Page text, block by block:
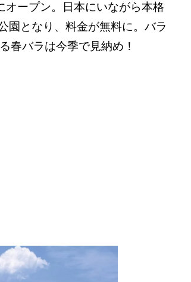
ープン。日本にいながら本格
園となり、料金が無料に。バラ
春バラは今季で見納め！